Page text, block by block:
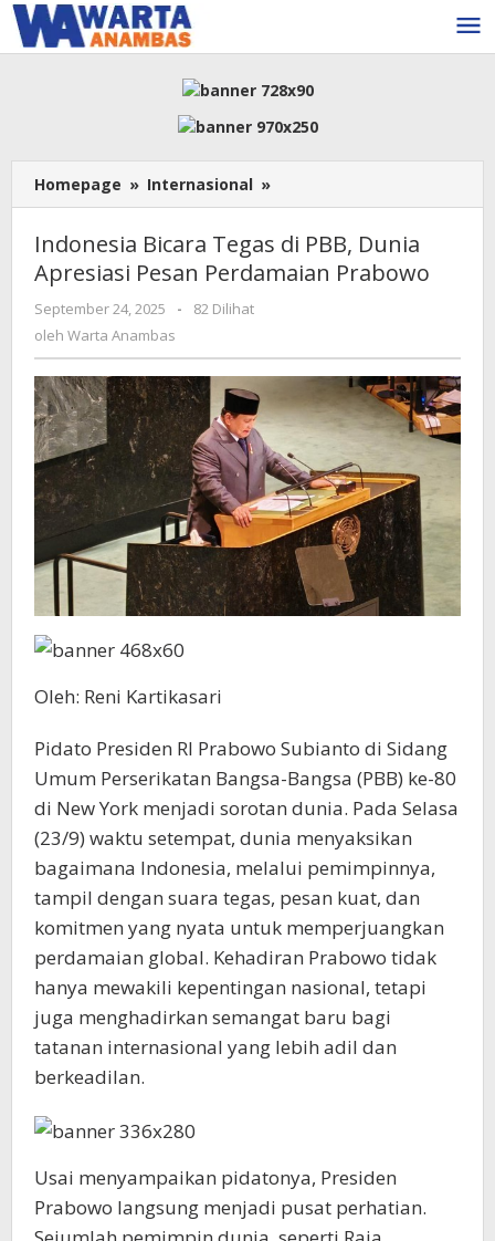
Lewati
ke
konten
Homepage » Internasional »
Bicara
di
PBB,
Prabowo
Indonesia Bicara Tegas di PBB, Dunia
Apresiasi Pesan Perdamaian Prabowo
September 24, 2025
oleh
-
82 Dilihat
oleh Warta Anambas
Oleh: Reni Kartikasari
Pidato Presiden RI Prabowo Subianto di Sidang
Umum Perserikatan Bangsa-Bangsa (PBB) ke-80
di New York menjadi sorotan dunia. Pada Selasa
(23/9) waktu setempat, dunia menyaksikan
bagaimana Indonesia, melalui pemimpinnya,
tampil dengan suara tegas, pesan kuat, dan
komitmen yang nyata untuk memperjuangkan
perdamaian global. Kehadiran Prabowo tidak
hanya mewakili kepentingan nasional, tetapi
juga menghadirkan semangat baru bagi
tatanan internasional yang lebih adil dan
berkeadilan.
Usai menyampaikan pidatonya, Presiden
Prabowo langsung menjadi pusat perhatian.